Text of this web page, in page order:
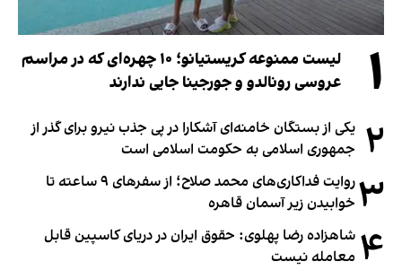
۱
لیست ممنوعه کریستیانو؛ ۱۰ چهره‌ای که در مراسم
عروسی رونالدو و جورجینا جایی ندارند
۲ یکی از بستگان خامنه‌ای آشکارا در پی جذب نیرو برای گذر از
جمهوری اسلامی به حکومت اسلامی است
۳
روایت فداکاری‌های محمد صلاح؛ از سفرهای ۹ ساعته تا
خوابیدن زیر آسمان قاهره
۴ شاهزاده رضا پهلوی: حقوق ایران در دریای کاسپین قابل
معامله نیست